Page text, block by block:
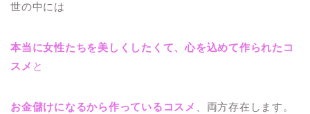
世の中には
本当に女性たちを美しくしたくて、心を込めて作られたコ
スメ と
お金儲けになるから作っているコスメ 、両方存在します。